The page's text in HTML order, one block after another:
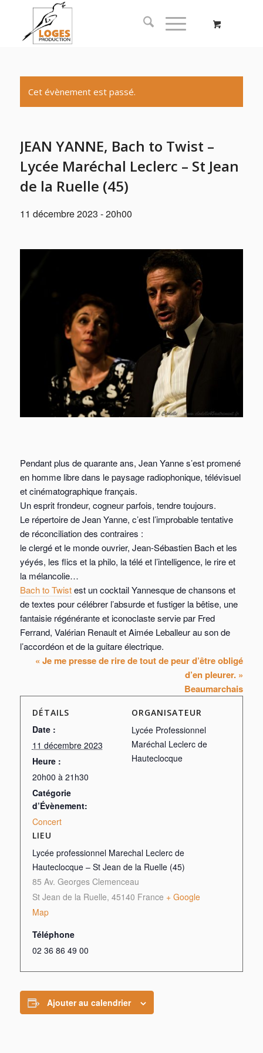
Cet évènement est passé.
JEAN YANNE, Bach to Twist –
Lycée Maréchal Leclerc – St Jean
de la Ruelle (45)
11 décembre 2023 - 20h00
Pendant plus de quarante ans, Jean Yanne s’est promené
en homme libre dans le paysage radiophonique, télévisuel
et cinématographique français.
Un esprit frondeur, cogneur parfois, tendre toujours.
Le répertoire de Jean Yanne, c’est l’improbable tentative
de réconciliation des contraires :
le clergé et le monde ouvrier, Jean-Sébastien Bach et les
yéyés, les flics et la philo, la télé et l’intelligence, le rire et
la mélancolie…
Bach to Twist est un cocktail Yannesque de chansons et
de textes pour célébrer l’absurde et fustiger la bêtise, une
fantaisie régénérante et iconoclaste servie par Fred
Ferrand, Valérian Renault et Aimée Leballeur au son de
l’accordéon et de la guitare électrique.
« Je me presse de rire de tout de peur d’être obligé
d’en pleurer. »
Beaumarchais
DÉTAILS
Date :
11 décembre 2023
Heure :
20h00 à 21h30
Catégorie
d’Évènement:
Concert
LIEU
Lycée professionnel Marechal Leclerc de
Hauteclocque – St Jean de la Ruelle (45)
85 Av. Georges Clemenceau
St Jean de la Ruelle, 45140 France + Google
Map
Téléphone
02 36 86 49 00
ORGANISATEUR
Lycée Professionnel
Maréchal Leclerc de
Hauteclocque
Ajouter au calendrier